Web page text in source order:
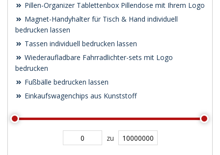
Pillen-Organizer Tablettenbox Pillendose mit Ihrem Logo
Magnet-Handyhalter für Tisch & Hand individuell
bedrucken lassen
Tassen individuell bedrucken lassen
Wiederaufladbare Fahrradlichter-sets mit Logo
bedrucken
Fußbälle bedrucken lassen
Einkaufswagenchips aus Kunststoff
zu